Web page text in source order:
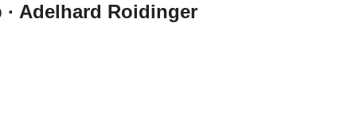
· Adelhard Roidinger